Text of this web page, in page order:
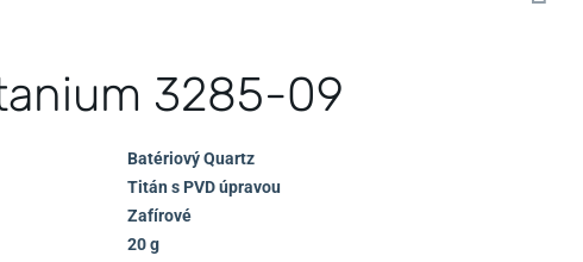
3285-09
Batériový Quartz
Titán s PVD úpravou
Zafírové
20 g